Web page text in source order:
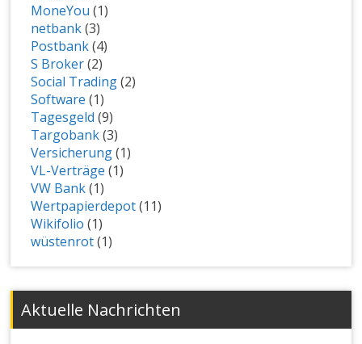
MoneYou (1)
netbank(3)
Postbank(4)
S Broker(2)
Social Trading(2)
Software (1)
Tagesgeld (9)
Targobank(3)
Versicherung(1)
VL-Verträge (1)
VW Bank(1)
Wertpapierdepot(11)
Wikifolio (1)
wüstenrot(1)
Aktuelle Nachrichten